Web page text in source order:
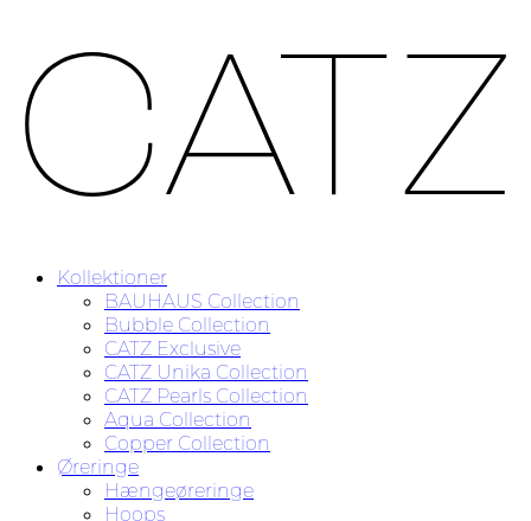
Kollektioner
BAUHAUS Collection
Bubble Collection
CATZ Exclusive
CATZ Unika Collection
CATZ Pearls Collection
Aqua Collection
Copper Collection
Øreringe
Hængeøreringe
Hoops